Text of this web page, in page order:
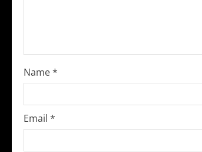
d
i
n
g
Name*
Email *